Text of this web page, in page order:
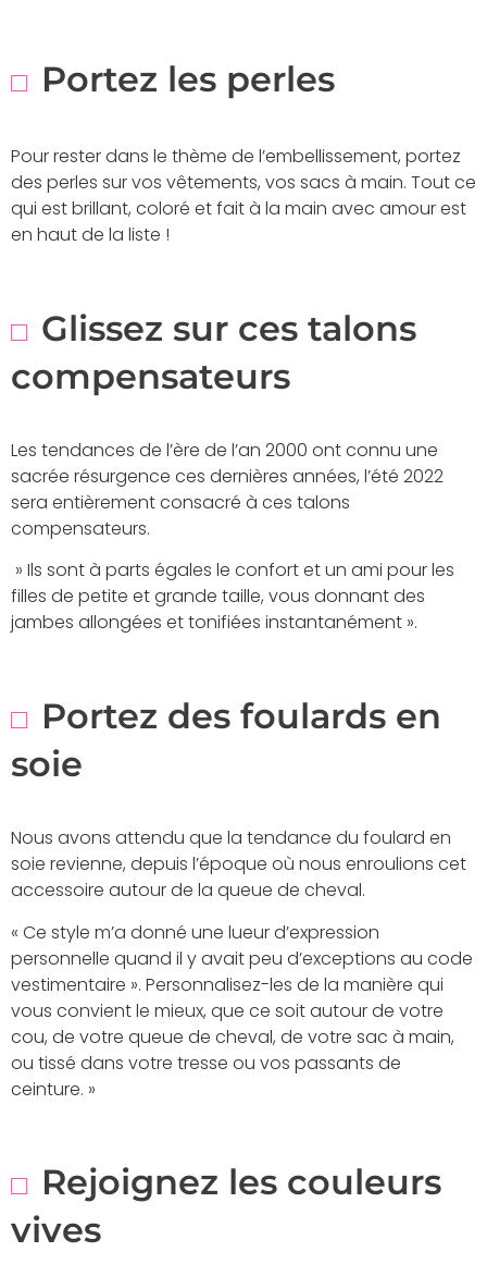
Portez les perles
Pour rester dans le thème de l’embellissement, portez
des perles sur vos vêtements, vos sacs à main. Tout ce
qui est brillant, coloré et fait à la main avec amour est
en haut de la liste !
Glissez sur ces talons
compensateurs
Les tendances de l’ère de l’an 2000 ont connu une
sacrée résurgence ces dernières années, l’été 2022
sera entièrement consacré à ces talons
compensateurs.
» Ils sont à parts égales le confort et un ami pour les
filles de petite et grande taille, vous donnant des
jambes allongées et tonifiées instantanément ».
Portez des foulards en
soie
Nous avons attendu que la tendance du foulard en
soie revienne, depuis l’époque où nous enroulions cet
accessoire autour de la queue de cheval.
« Ce style m’a donné une lueur d’expression
personnelle quand il y avait peu d’exceptions au code
vestimentaire ». Personnalisez-les de la manière qui
vous convient le mieux, que ce soit autour de votre
cou, de votre queue de cheval, de votre sac à main,
ou tissé dans votre tresse ou vos passants de
ceinture. »
Rejoignez les couleurs
vives